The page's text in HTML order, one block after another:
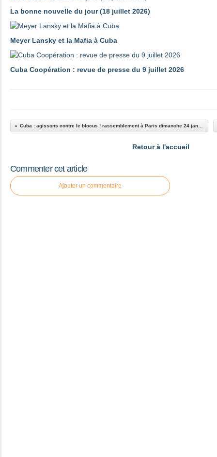
La bonne nouvelle du jour (18 juillet 2026)
Meyer Lansky et la Mafia à Cuba
Cuba Coopération : revue de presse du 9 juillet 2026
Retour à l'accueil
Commenter cet article
Ajouter un commentaire